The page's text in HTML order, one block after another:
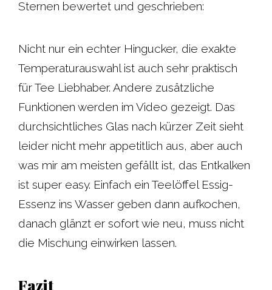
Sternen bewertet und geschrieben:
Nicht nur ein echter Hingucker, die exakte
Temperaturauswahl ist auch sehr praktisch
für Tee Liebhaber. Andere zusätzliche
Funktionen werden im Video gezeigt. Das
durchsichtliches Glas nach kürzer Zeit sieht
leider nicht mehr appetitlich aus, aber auch
was mir am meisten gefällt ist, das Entkalken
ist super easy. Einfach ein Teelöffel Essig-
Essenz ins Wasser geben dann aufkochen,
danach glänzt er sofort wie neu, muss nicht
die Mischung einwirken lassen.
Fazit